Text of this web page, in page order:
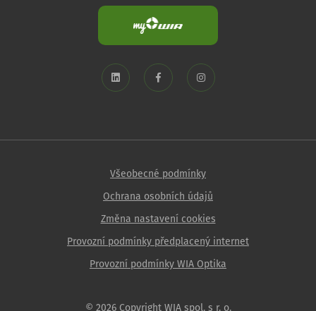
Všeobecné podmínky
Ochrana osobních údajů
Změna nastavení cookies
Provozní podmínky předplacený internet
Provozní podmínky WIA Optika
© 2026 Copyright WIA spol. s r. o.